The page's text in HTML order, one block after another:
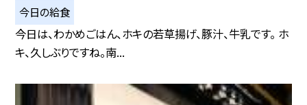
今日の給食
今日は、わかめごはん、ホキの若草揚げ、豚汁、牛乳です。 ホ
キ、久しぶりですね。南...